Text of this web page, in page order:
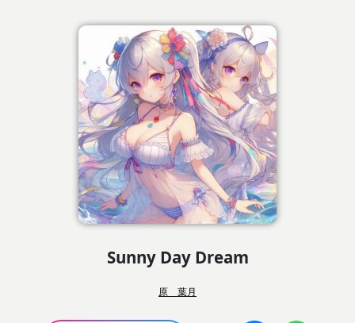
Sunny Day Dream
原 葉月